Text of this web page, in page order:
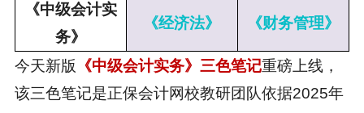
《中级会计实
务》
《经济法》 《财务管理》
今天新版 《中级会计实务》三色笔记重磅上线，
该三色笔记是正保会计网校教研团队依据2025年